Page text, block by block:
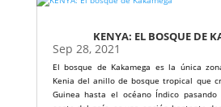
KENYA: EL BOSQUE DE
Sep 28, 2021
El bosque de Kakamega es la única
Kenia del anillo de bosque tropical que
Guinea hasta el océano Índico pasando